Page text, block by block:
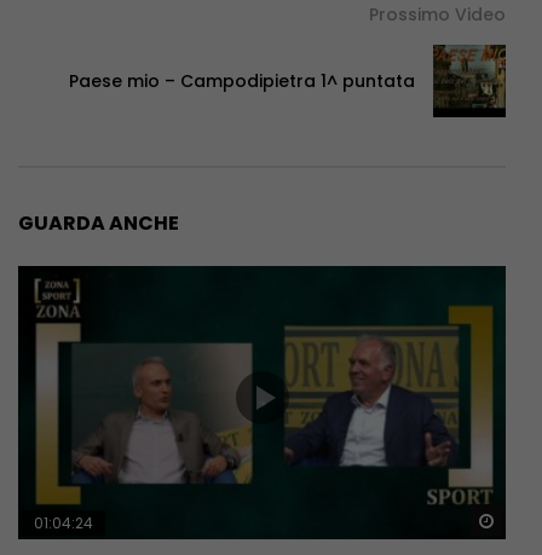
Prossimo Video
Paese mio – Campodipietra 1^ puntata
GUARDA ANCHE
01:04:24